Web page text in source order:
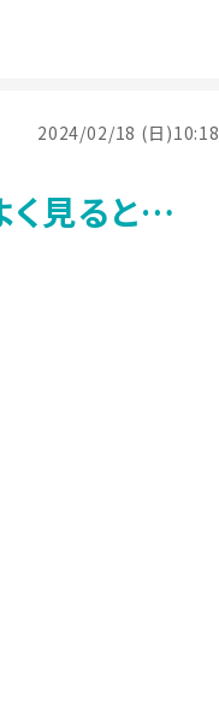
2024/02/18 (日)10:18
く見ると…